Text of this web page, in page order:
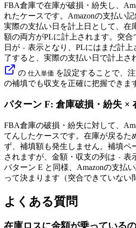
FBA倉庫で在庫が破損・紛失し、
れたケースです。Amazonの支払い記
実際の支払い日を計上日として、在
額の両方がPLに計上されます。突合
日が - 表示となり、PLにはまだ計
了すると、実際の支払い日で計上さ
の 仕入単価 を設定することで、
の補填でも収支を正確に把握できま
パターン F: 倉庫破損・紛失 ×
FBA倉庫の破損・紛失に対して、
てんしたケースです。在庫が戻るた
ず、補填額も発生しません。補填ペ
されますが、金額・収支の列は - 表
パターン E と同様、Amazonの支払
って決まります（突合できていない
よくある質問
在庫ロスに金額が乗っている